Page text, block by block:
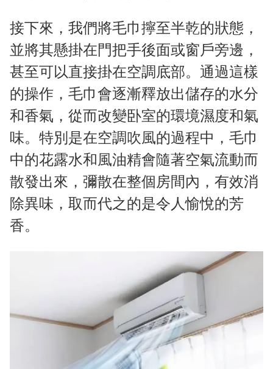
接下來，我們將毛巾擰至半乾的狀態，
並將其懸掛在門把手後面或窗戶旁邊，
甚至可以直接掛在空調底部。通過這樣
的操作，毛巾會逐漸釋放出儲存的水分
和香氣，從而改變卧室的環境濕度和氣
味。特別是在空調吹風的過程中，毛巾
中的花露水和風油精會隨著空氣流動而
散發出來，彌散在整個房間內，有效消
除異味，取而代之的是令人愉悅的芳
香。